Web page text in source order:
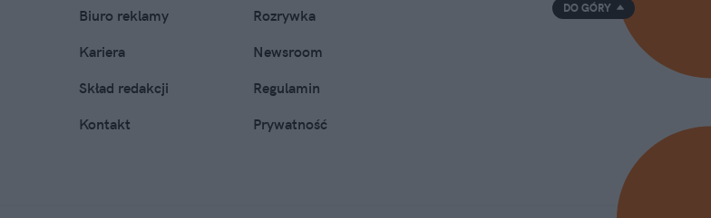
Biuro reklamy
Kariera
Skład redakcji
Kontakt
Rozrywka
Newsroom
Regulamin
Prywatność
DO GÓRY